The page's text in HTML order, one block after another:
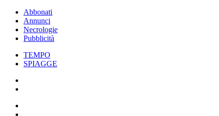
Abbonati
Annunci
Necrologie
Pubblicità
TEMPO
SPIAGGE